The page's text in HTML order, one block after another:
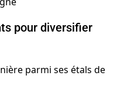
pour diversifier